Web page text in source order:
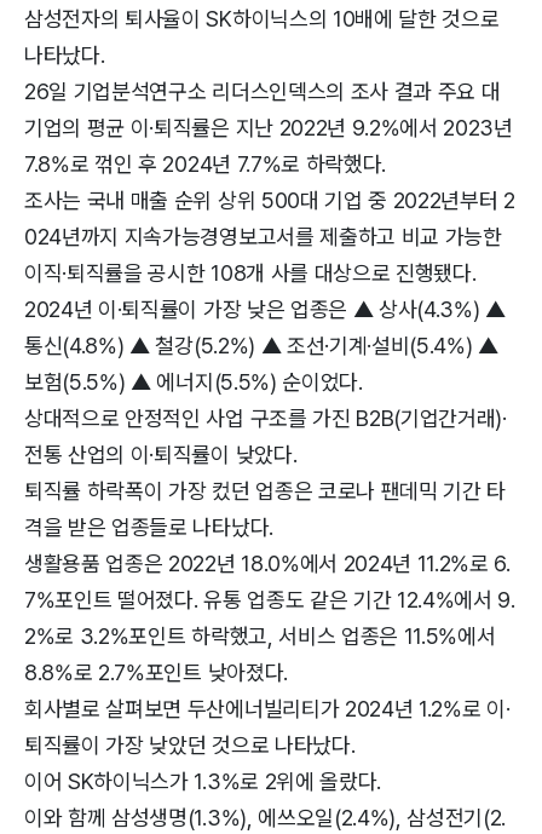
삼성전자의 퇴사율이 SK하이닉스의 10배에 달한 것으로
나타났다.
26일 기업분석연구소 리더스인덱스의 조사 결과 주요 대
기업의 평균 이·퇴직률은 지난 2022년 9.2%에서 2023년
7.8%로 꺾인 후 2024년 7.7%로 하락했다.
조사는 국내 매출 순위 상위 500대 기업 중 2022년부터 2
024년까지 지속가능경영보고서를 제출하고 비교 가능한
이직·퇴직률을 공시한 108개 사를 대상으로 진행됐다.
2024년 이·퇴직률이 가장 낮은 업종은 ▲ 상사(4.3%) ▲
통신(4.8%) ▲ 철강(5.2%) ▲ 조선·기계·설비(5.4%) ▲
보험(5.5%) ▲ 에너지(5.5%) 순이었다.
상대적으로 안정적인 사업 구조를 가진 B2B(기업간거래)·
전통 산업의 이·퇴직률이 낮았다.
퇴직률 하락폭이 가장 컸던 업종은 코로나 팬데믹 기간 타
격을 받은 업종들로 나타났다.
생활용품 업종은 2022년 18.0%에서 2024년 11.2%로 6.
7%포인트 떨어졌다. 유통 업종도 같은 기간 12.4%에서 9.
2%로 3.2%포인트 하락했고, 서비스 업종은 11.5%에서
8.8%로 2.7%포인트 낮아졌다.
회사별로 살펴보면 두산에너빌리티가 2024년 1.2%로 이·
퇴직률이 가장 낮았던 것으로 나타났다.
이어 SK하이닉스가 1.3%로 2위에 올랐다.
이와 함께 삼성생명(1.3%), 에쓰오일(2.4%), 삼성전기(2.